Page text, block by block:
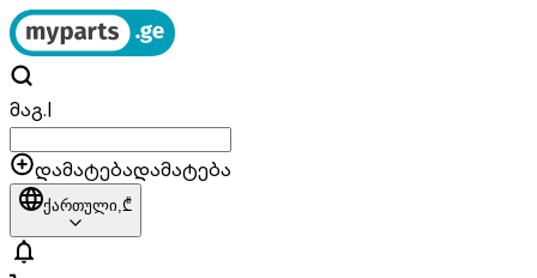
მაგ.|
დამატებადამატება
ქართული,₾